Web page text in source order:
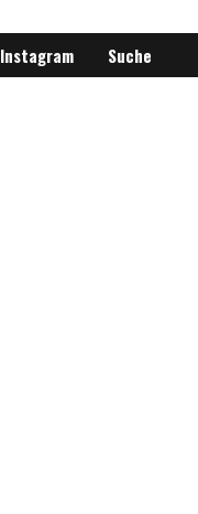
Instagram Suche